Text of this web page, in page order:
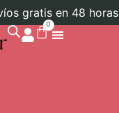
gratis en 48 horas
0